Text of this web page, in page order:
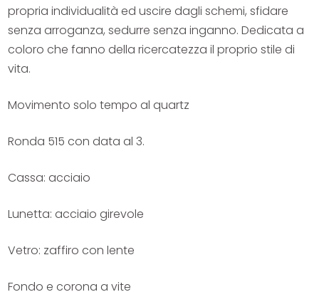
propria individualità ed uscire dagli schemi, sfidare
senza arroganza, sedurre senza inganno. Dedicata a
coloro che fanno della ricercatezza il proprio stile di
vita.
Movimento solo tempo al quartz
Ronda 515 con data al 3.
Cassa: acciaio
Lunetta: acciaio girevole
Vetro: zaffiro con lente
Fondo e corona a vite